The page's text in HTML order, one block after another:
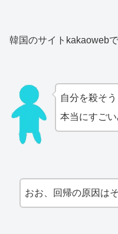
韓国のサイトkakaoweb
自分を殺そ
本当にすご
おお、回帰の原因は